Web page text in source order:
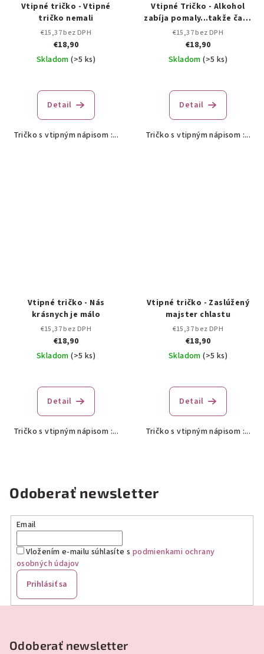
Vtipné tričko - Vtipné
tričko nemali
€15,37 bez DPH
€18,90
Skladom(>5 ks)
Detail
Tričko s vtipným nápisom :...
Vtipné Tričko - Alkohol
zabíja pomaly...takže času
dosť
€15,37 bez DPH
€18,90
Skladom(>5 ks)
Detail
Tričko s vtipným nápisom :...
Vtipné tričko - Nás
krásnych je málo
€15,37 bez DPH
€18,90
Skladom(>5 ks)
Detail
Tričko s vtipným nápisom :...
Vtipné tričko - Zaslúžený
majster chlastu
€15,37 bez DPH
€18,90
Skladom(>5 ks)
Detail
Tričko s vtipným nápisom :...
Odoberať newsletter
Email
Vložením e-mailu súhlasíte s podmienkami ochrany
osobných údajov
Prihlásiť sa
Odoberať newsletter